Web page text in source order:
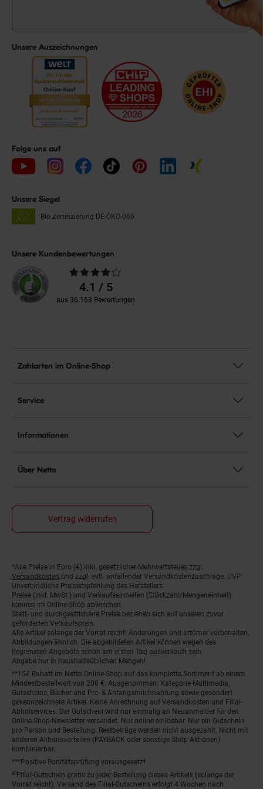
Unsere Auszeichnungen
Folge uns auf
Unsere Siegel
Bio Zertifizierung DE-ÖKO-060
Unsere Kundenbewertungen
Durchschnittliche
Bewertungen4.1 / 5
aus 36.168 Bewertungen
Zahlarten im Online-Shop
Service
Informationen
Über Netto
Vertrag widerrufen
Fußnoten
*Alle Preise in Euro (€) inkl. gesetzlicher Mehrwertsteuer, zzgl.
Versandkosten und zzgl. evtl. anfallender Versandkostenzuschläge. UVP:
Unverbindliche Preisempfehlung des Herstellers.
Preise (inkl. MwSt.) und Verkaufseinheiten (Stückzahl/Mengeneinheit)
können im Online-Shop abweichen.
Statt- und durchgestrichene Preise beziehen sich auf unseren zuvor
geforderten Verkaufspreis.
Alle Artikel solange der Vorrat reicht! Änderungen und Irrtümer vorbehalten.
Abbildungen ähnlich. Die abgebildeten Artikel können wegen des
begrenzten Angebots schon am ersten Tag ausverkauft sein.
Abgabe nur in haushaltsüblichen Mengen!
**15€ Rabatt im Netto Online-Shop auf das komplette Sortiment ab einem
Mindestbestellwert von 200 €. Ausgenommen: Kategorie Multimedia,
Gutscheine, Bücher und Pre- & Anfangsmilchnahrung sowie gesondert
gekennzeichnete Artikel. Keine Anrechnung auf Versandkosten und Filial-
Abholservices. Der Gutschein wird nur einmalig an Neuanmelder für den
Online-Shop-Newsletter versendet. Nur online einlösbar. Nur ein Gutschein
pro Person und Bestellung. Restbeträge werden nicht ausgezahlt. Nicht mit
anderen Aktionsvorteilen (PAYBACK oder sonstige Shop-Aktionen)
kombinierbar.
***Positive Bonitätsprüfung vorausgesetzt
²⁰Filial-Gutschein gratis zu jeder Bestellung dieses Artikels (solange der
Vorrat reicht). Versand des Filial-Gutscheins erfolgt 4 Wochen nach